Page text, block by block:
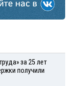
за 25 лет
получили